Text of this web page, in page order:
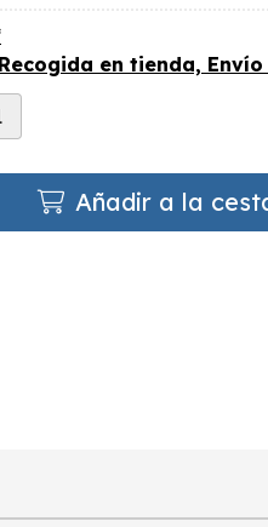
Recogida en tienda,
Añadir a la